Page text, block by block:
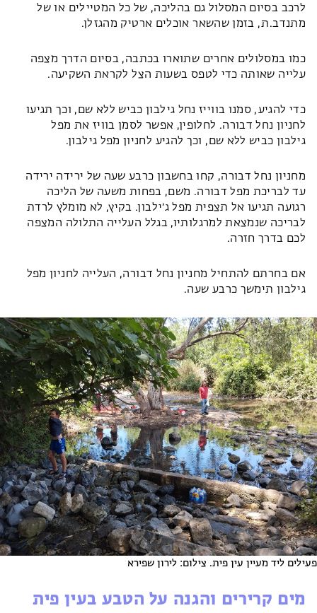
לרכב בסיום המסלול גם בהליכה, של כל המטיילים או של
מתנדב.ת, בזמן שהשאר אוכלים ארטיק מהגזלן.
כמו במסלולים אחרים שתוארו בכתבה, בסיום הדרך מצפה
עלייה שאותה כדי לטפס בשעות הצל לקראת השקיעה.
כדי להגיע, סמנו בווייז נחל גילבון כביש ללא שם, וכך תגיעו
לחניון נחל דבורה. לחלופין, אפשר לסמן בוויז את מפל
גילבון כביש ללא שם, וכך להגיע לחניון מפל גילבון.
מחניון נחל דבורה, קחו בחשבון כרבע שעה של ירידה ירידה
עד לבריכת מפל דבורה. משם, בפחות משעה של הליכה
רגועה תגיעו אל תצפית מפל ג׳ילבון. בקיץ, לא מומלץ לרדת
לבריכה שנמצאת למרגלותיו, בגלל העלייה התלולה המצפה
לכם בדרך חזרה.
אם בחרתם להתחיל מחניון נחל דבורה, העלייה לחניון מפל
גילבון תימשך כרבע שעה.
פעילים ליד מעיין עין פית. צילום: לירון שפירא
מים קרירים והגנה על הטבע בעין פית